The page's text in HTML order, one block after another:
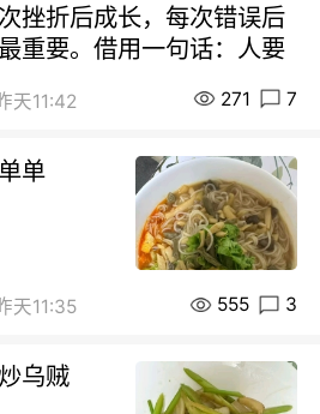
挫折后成长，每次错误后
重要。借用一句话：人要
天11:42 271 7
单
天11:35 555 3
乌贼